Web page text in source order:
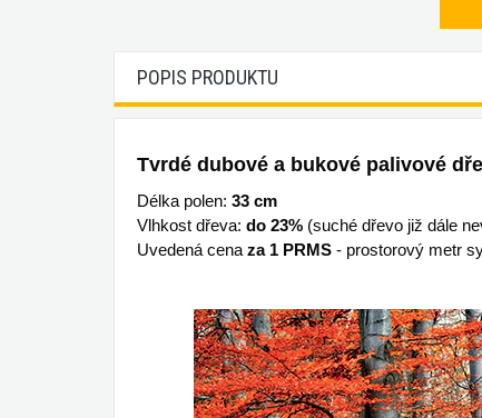
POPIS PRODUKTU
Tvrdé dubové a bukové palivové
Délka polen: 33 cm
Vlhkost dřeva: do 23% (suché dřevo již dále
Uvedená cena za 1 PRMS - prostorový metr